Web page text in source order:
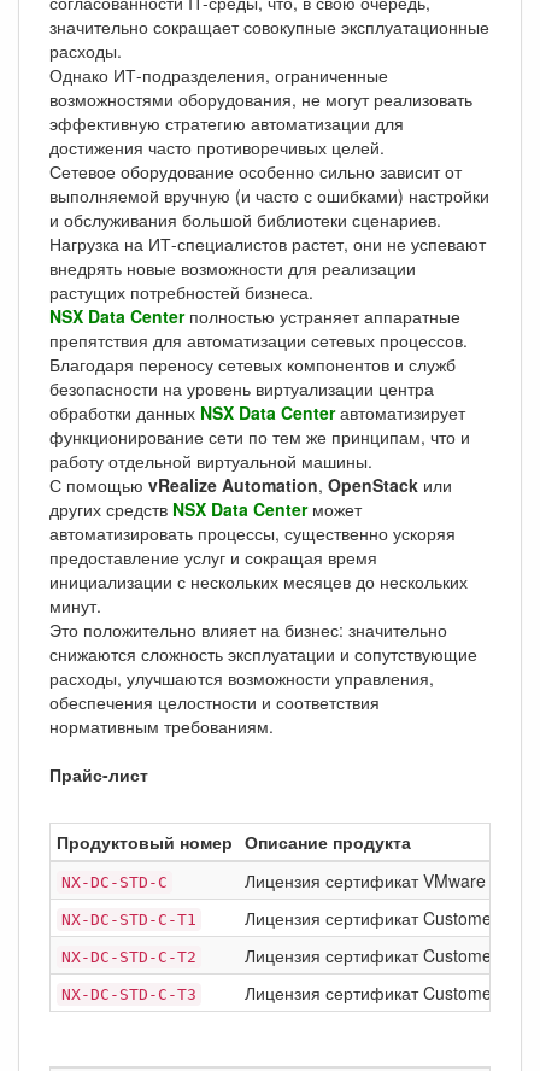
значительно сокращает совокупные эксплуатационные
расходы.
Однако ИТ-подразделения, ограниченные
возможностями оборудования, не могут реализовать
эффективную стратегию автоматизации для
достижения часто противоречивых целей.
Сетевое оборудование особенно сильно зависит от
выполняемой вручную (и часто с ошибками) настройки
и обслуживания большой библиотеки сценариев.
Нагрузка на ИТ-специалистов растет, они не успевают
внедрять новые возможности для реализации
растущих потребностей бизнеса.
NSX Data Centerполностью устраняет аппаратные
препятствия для автоматизации сетевых процессов.
Благодаря переносу сетевых компонентов и служб
безопасности на уровень виртуализации центра
обработки данных NSX Data Centerавтоматизирует
функционирование сети по тем же принципам, что и
работу отдельной виртуальной машины.
С помощью vRealize Automation, OpenStack или
других средств NSX Data Centerможет
автоматизировать процессы, существенно ускоряя
предоставление услуг и сокращая время
инициализации с нескольких месяцев до нескольких
минут.
Это положительно влияет на бизнес: значительно
снижаются сложность эксплуатации и сопутствующие
расходы, улучшаются возможности управления,
обеспечения целостности и соответствия
нормативным требованиям.
Прайс-лист
Продуктовый номер Описание продукта
NX-DC-STD-C Лицензия сертификат VMware NSX
NX-DC-STD-C-T1 Лицензия сертификат Customer
NX-DC-STD-C-T2 Лицензия сертификат Customer
NX-DC-STD-C-T3 Лицензия сертификат Customer